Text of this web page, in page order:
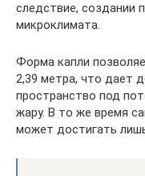
следствие, создании
микроклимата.
Форма капли
2,39 метра, что дает
пространство под
жару. В то же время
может достигать